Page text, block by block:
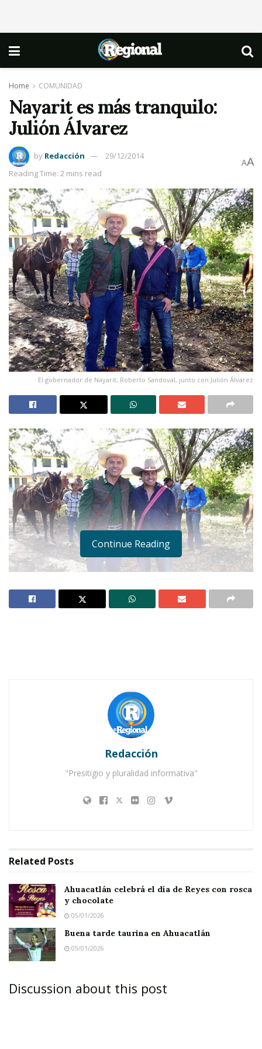
Home COMUNIDAD
Nayarit es más tranquilo:
Julión Álvarez
by Redacción
29/12/2014
Reading Time: 2 mins read
AA
El gobernador de Nayarit, Roberto Sandoval, junto con Julión Álvarez
Ahuacatlán celebrá el día de Reyes con rosca y
Buena tarde taurina en Ahuacatlán
Continue Reading
Redacción
"Presitigio y pluralidad informativa"
Related Posts
Ahuacatlán celebrá el día de Reyes con rosca
y chocolate
05/01/2026
Buena tarde taurina en Ahuacatlán
05/01/2026
Discussion about this post